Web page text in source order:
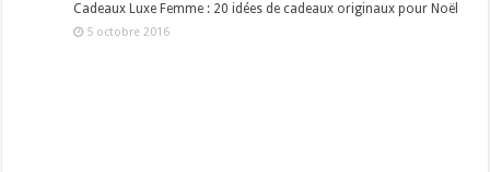
Cadeaux Luxe Femme : 20 idées de cadeaux originaux pour Noël
5 octobre 2016